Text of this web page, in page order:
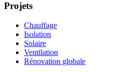
Projets
Chauffage
Isolation
Solaire
Ventilation
Rénovation globale